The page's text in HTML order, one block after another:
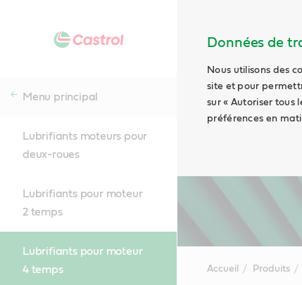
Données de
Nous utilisons des
site et pour
sur « Autoriser tous
préférences en
Menu principal
Lubrifiants moteurs pour
deux-roues
Lubrifiants pour moteur
2 temps
Lubrifiants pour moteur
4 temps
Accueil Produits